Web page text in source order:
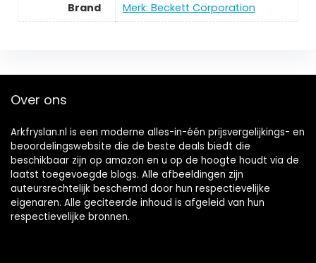
Brand Merk: Beckett Corporation
Over ons
Arkfryslan.nl is een moderne alles-in-één prijsvergelijkings- en
beoordelingswebsite die de beste deals biedt die
beschikbaar zijn op amazon en u op de hoogte houdt via de
laatst toegevoegde blogs. Alle afbeeldingen zijn
auteursrechtelijk beschermd door hun respectievelijke
eigenaren. Alle geciteerde inhoud is afgeleid van hun
respectievelijke bronnen.